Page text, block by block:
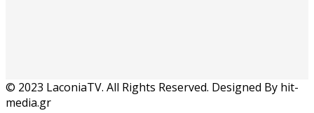
© 2023 LaconiaTV. All Rights Reserved. Designed By hit-
media.gr